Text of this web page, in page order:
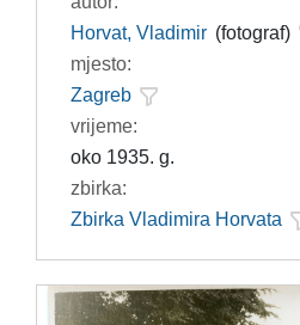
Horvat, Vladimir (fotograf)
mjesto:
Zagreb
vrijeme:
oko 1935. g.
zbirka:
Zbirka Vladimira Horvata